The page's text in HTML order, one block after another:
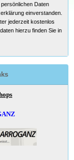
Daten
einverstanden.
jederzeit kostenlos
hierzu finden Sie in